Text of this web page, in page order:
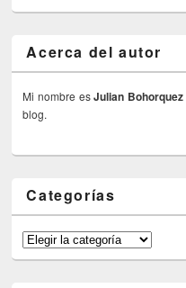
Acerca del autor
Mi nombre esJulian Bohorquez
blog.
Categorías
Categorías